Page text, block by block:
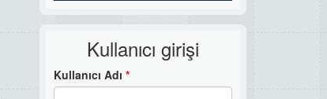
Kullanıcı girişi
Kullanıcı Adı *